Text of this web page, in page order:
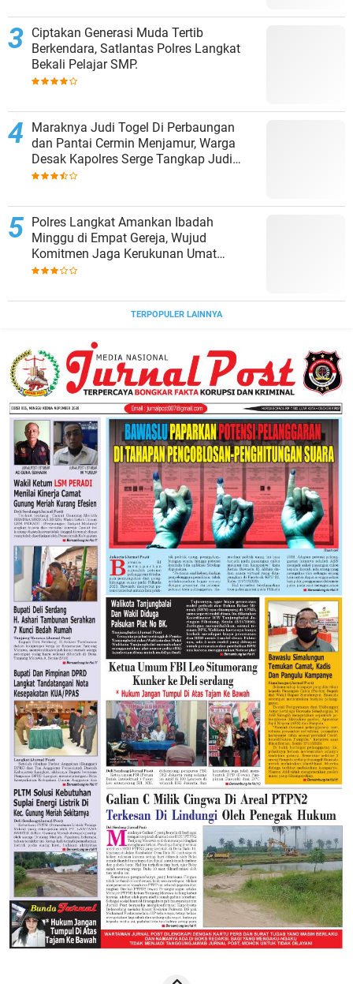
Ciptakan Generasi Muda Tertib
Berkendara, Satlantas Polres Langkat
Bekali Pelajar SMP.
Maraknya Judi Togel Di Perbaungan
dan Pantai Cermin Menjamur, Warga
Desak Kapolres Serge Tangkap Judi
Togel
Polres Langkat Amankan Ibadah
Minggu di Empat Gereja, Wujud
Komitmen Jaga Kerukunan Umat
Beragama.
TERPOPULER LAINNYA